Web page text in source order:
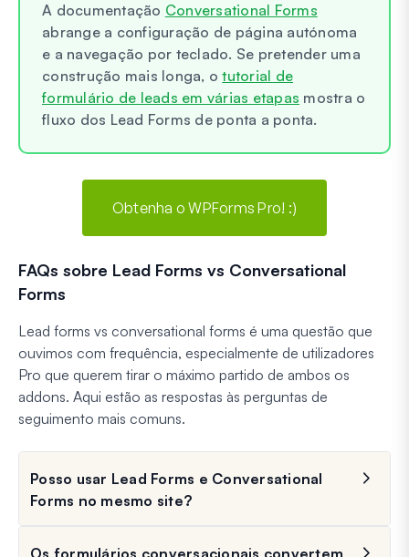
A documentação Conversational Forms
abrange a configuração de página autónoma
e a navegação por teclado. Se pretender uma
construção mais longa, otutorial de
formulário de leads em várias etapas mostra o
fluxo dos Lead Forms de ponta a ponta.
Obtenha o WPForms Pro! :)
FAQs sobre Lead Forms vs Conversational
Forms
Lead forms vs conversational forms é uma questão que
ouvimos com frequência, especialmente de utilizadores
Pro que querem tirar o máximo partido de ambos os
addons. Aqui estão as respostas às perguntas de
seguimento mais comuns.
Posso usar Lead Forms e Conversational
Forms no mesmo site?